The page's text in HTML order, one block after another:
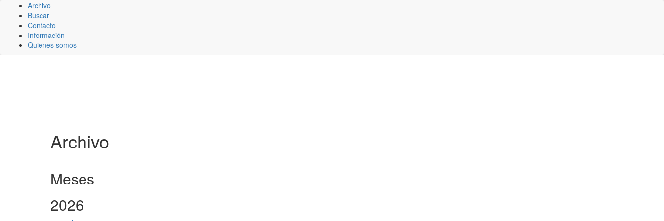
Archivo
Buscar
Contacto
Información
Quienes somos
Archivo
Meses
2026